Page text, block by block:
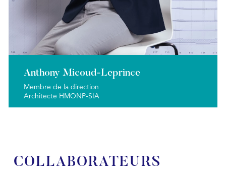
Anthony Micoud-Leprince
Membre de la direction
Architecte HMONP-SIA
COLLABORATEURS